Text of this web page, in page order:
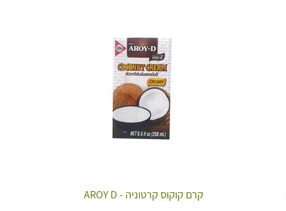
קרם קוקוס קרטוניה - AROY D